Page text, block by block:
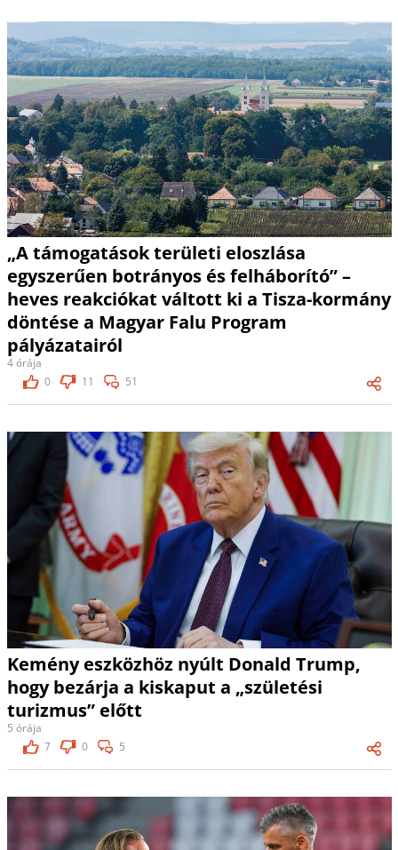
„A támogatások területi eloszlása
egyszerűen botrányos és felháborító” –
heves reakciókat váltott ki a Tisza-kormány
döntése a Magyar Falu Program
pályázatairól
4 órája
0
11 51
Kemény eszközhöz nyúlt Donald Trump,
hogy bezárja a kiskaput a „születési
turizmus” előtt
5 órája
7
0 5